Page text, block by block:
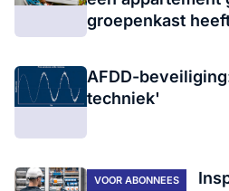
groepenkast
AFDD-
techniek'
VOOR ABONNEES